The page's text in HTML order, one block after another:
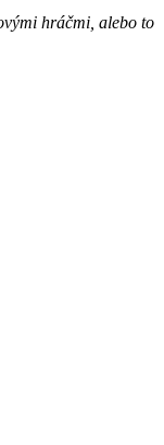
hráčmi, alebo to